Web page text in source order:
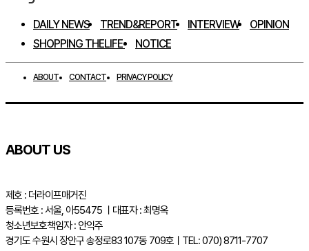
DAILY NEWS TREND&REPORT INTERVIEW
OPINION
SHOPPING THELIFE
NOTICE
ABOUT CONTACT PRIVACY POLICY
ABOUT US
제호 : 더라이프매거진
등록번호 : 서울, 아55475 ㅣ대표자 : 최명옥
청소년보호책임자 : 안익주
경기도 수원시 장안구 송정로83 107동 709호ㅣTEL: 070) 8711-7707